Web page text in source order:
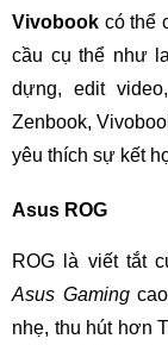
Vivobook có thể
cầu cụ thể như
dựng, edit
Zenbook,
yêu thích sự kết
Asus ROG
ROG là viết tắt
Asus Gamingcao
nhẹ, thu hút hơn